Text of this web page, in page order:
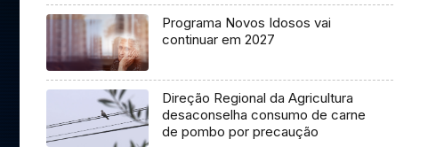
Programa Novos Idosos vai
continuar em 2027
Direção Regional da Agricultura
desaconselha consumo de carne
de pombo por precaução